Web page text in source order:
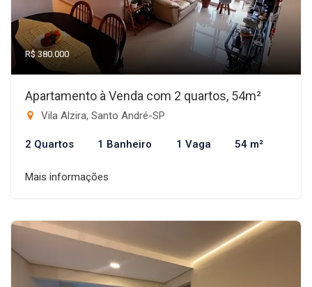
R$ 380.000
Apartamento à Venda com 2 quartos, 54m²
Vila Alzira, Santo André-SP
2 Quartos 1 Banheiro 1 Vaga 54 m²
Mais informações